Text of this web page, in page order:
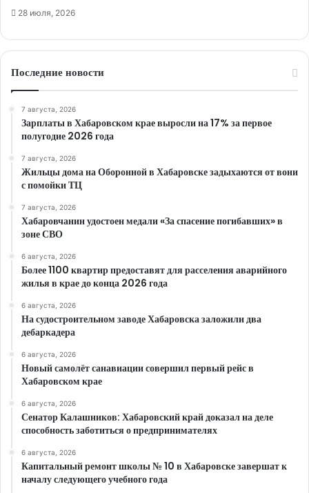
28 июля, 2026
Последние новости
7 августа, 2026
Зарплаты в Хабаровском крае выросли на 17% за первое
полугодие 2026 года
7 августа, 2026
Жильцы дома на Оборонной в Хабаровске задыхаются от вони
с помойки ТЦ
7 августа, 2026
Хабаровчанин удостоен медали «За спасение погибавших» в
зоне СВО
6 августа, 2026
Более 1100 квартир предоставят для расселения аварийного
жилья в крае до конца 2026 года
6 августа, 2026
На судостроительном заводе Хабаровска заложили два
дебаркадера
6 августа, 2026
Новый самолёт санавиации совершил первый рейс в
Хабаровском крае
6 августа, 2026
Сенатор Калашников: Хабаровский край доказал на деле
способность заботиться о предпринимателях
6 августа, 2026
Капитальный ремонт школы № 10 в Хабаровске завершат к
началу следующего учебного года